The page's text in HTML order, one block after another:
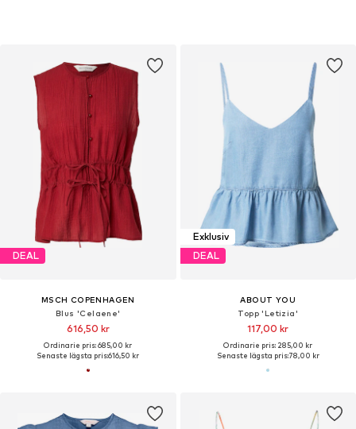
DEAL
MSCH COPENHAGEN
Blus 'Celaene'
616,50 kr
Ordinarie pris: 685,00 kr
Senaste lägsta pris:616,50 kr
Exklusiv
DEAL
ABOUT YOU
Topp 'Letizia'
117,00 kr
Ordinarie pris: 285,00 kr
Senaste lägsta pris:78,00 kr